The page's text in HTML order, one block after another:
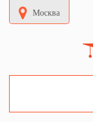
Москва